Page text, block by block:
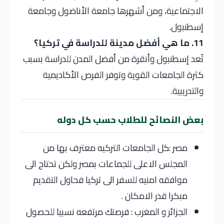
الاجتماعية، ومن أشهرها جامعة الأناضول وجامعة
إسطنبول.
11. ما هي أفضل مدينة للدراسة في تركيا؟
تُعد إسطنبول وأنقرة من أفضل المدن للدراسة بسبب
كثرة الجامعات القوية وتوفر الفرص الأكاديمية
والتدريبية.
بعض النصائح للطلاب حسب كل دوله
مصر :كل الجامعات التركيه معترف بها من
المجلس الاعلى للجماعات بمصر ولكن تحتاج الى
موافقه امنيه للسفر الى تركيا فحاول التقديم
مبكرا قدر الامكان .
الجزائر و المغرب : فرصتك مرتفعه نسبيا للحصول